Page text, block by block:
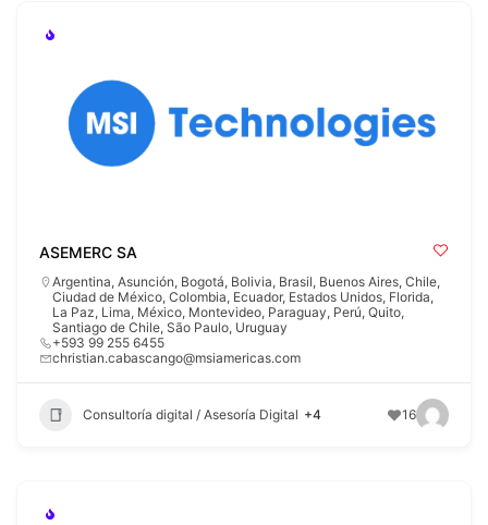
ASEMERC SA
Argentina, Asunción, Bogotá, Bolivia, Brasil, Buenos Aires, Chile,
Ciudad de México, Colombia, Ecuador, Estados Unidos, Florida,
La Paz, Lima, México, Montevideo, Paraguay, Perú, Quito,
Santiago de Chile, São Paulo, Uruguay
+593 99 255 6455
christian.cabascango@msiamericas.com
Consultoría digital / Asesoría Digital +4 16